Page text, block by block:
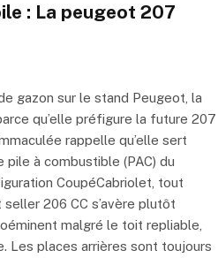
: La peugeot 207
gazon sur le stand Peugeot, la
qu’elle préfigure la future 207
rappelle qu’elle sert
à combustible (PAC) du
CoupéCabriolet, tout
206 CC s’avère plutôt
malgré le toit repliable,
Les places arrières sont toujours